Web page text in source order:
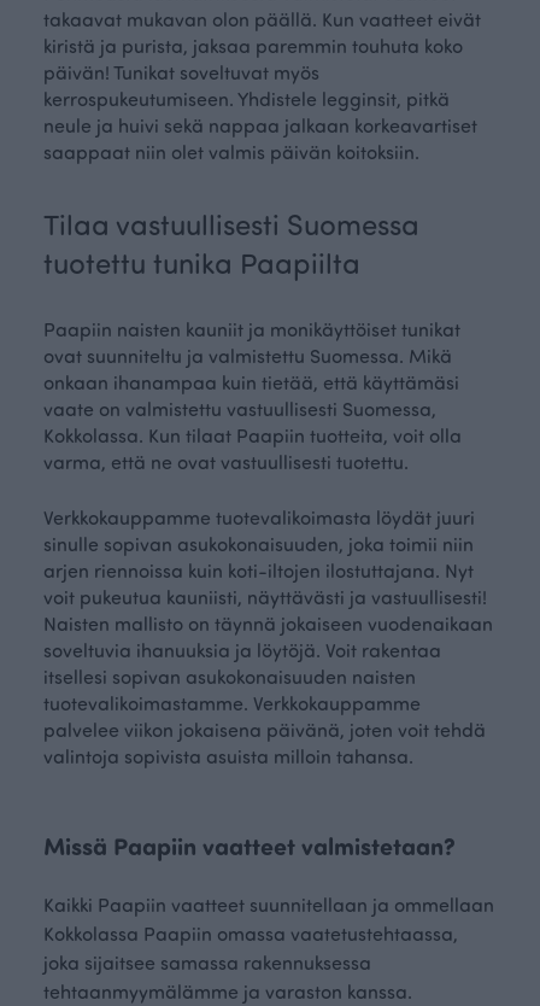
takaavat mukavan olon päällä. Kun vaatteet eivät
kiristä ja purista, jaksaa paremmin touhuta koko
päivän! Tunikat soveltuvat myös
kerrospukeutumiseen. Yhdistele legginsit, pitkä
neule ja huivi sekä nappaa jalkaan korkeavartiset
saappaat niin olet valmis päivän koitoksiin.
Tilaa vastuullisesti Suomessa
tuotettu tunika Paapiilta
Paapiin naisten kauniit ja monikäyttöiset tunikat
ovat suunniteltu ja valmistettu Suomessa. Mikä
onkaan ihanampaa kuin tietää, että käyttämäsi
vaate on valmistettu vastuullisesti Suomessa,
Kokkolassa. Kun tilaat Paapiin tuotteita, voit olla
varma, että ne ovat vastuullisesti tuotettu.
Verkkokauppamme tuotevalikoimasta löydät juuri
sinulle sopivan asukokonaisuuden, joka toimii niin
arjen riennoissa kuin koti-iltojen ilostuttajana. Nyt
voit pukeutua kauniisti, näyttävästi ja vastuullisesti!
Naisten mallisto on täynnä jokaiseen vuodenaikaan
soveltuvia ihanuuksia ja löytöjä. Voit rakentaa
itsellesi sopivan asukokonaisuuden naisten
tuotevalikoimastamme. Verkkokauppamme
palvelee viikon jokaisena päivänä, joten voit tehdä
valintoja sopivista asuista milloin tahansa.
Missä Paapiin vaatteet valmistetaan?
Kaikki Paapiin vaatteet suunnitellaan ja ommellaan
Kokkolassa Paapiin omassa vaatetustehtaassa,
joka sijaitsee samassa rakennuksessa
tehtaanmyymälämme ja varaston kanssa.